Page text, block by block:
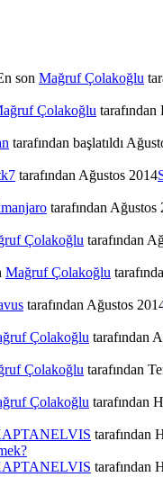
son Mağruf Çolakoğlu
Çolakoğlu tarafından
tarafından başlatıldı
tarafındanAğustos 2014
tarafındanAğustos
Çolakoğlu tarafından
Mağruf Çolakoğlu
tarafındanAğustos
Çolakoğlu tarafından
Çolakoğlu tarafından
Çolakoğlu tarafından
tarafından
tarafından